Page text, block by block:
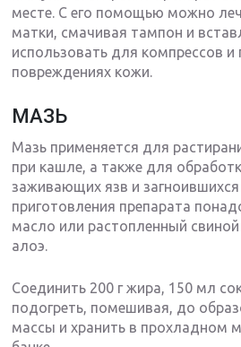
месте. С его помощью можно
матки, смачивая тампон и
использовать для компрессов и
повреждениях кожи.
МАЗЬ
Мазь применяется для
при кашле, а также для
заживающих язв и
приготовления препарата
масло или растопленный
алоэ.
Соединить 200 г жира, 150 мл
подогреть, помешивая, до
массы и хранить в прохладном